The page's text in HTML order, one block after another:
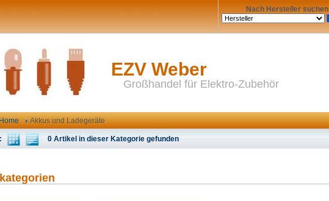
Nach Hersteller suchen
EZV Weber
Großhandel für Elektro-Zubehör
Akkus und Ladegeräte
0 Artikel in dieser Kategorie gefunden